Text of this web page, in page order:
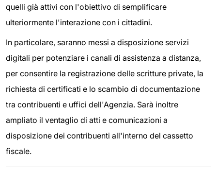
quelli già attivi con l'obiettivo di semplificare
ulteriormente l'interazione con i cittadini.
In particolare, saranno messi a disposizione servizi
digitali per potenziare i canali di assistenza a distanza,
per consentire la registrazione delle scritture private, la
richiesta di certificati e lo scambio di documentazione
tra contribuenti e uffici dell'Agenzia. Sarà inoltre
ampliato il ventaglio di atti e comunicazioni a
disposizione dei contribuenti all'interno del cassetto
fiscale.